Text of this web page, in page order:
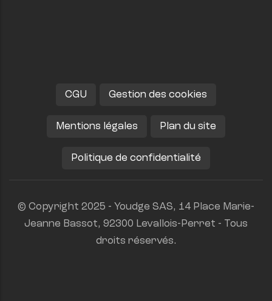
CGU Gestion des cookies
Mentions légales Plan du site
Politique de confidentialité
© Copyright 2025 - Youdge SAS, 14 Place Marie-
Jeanne Bassot, 92300 Levallois-Perret - Tous
droits réservés.